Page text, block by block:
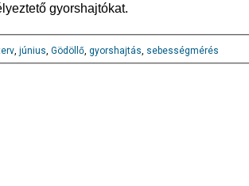
gyorshajtókat.
, június, Gödöllő, gyorshajtás, sebességmérés